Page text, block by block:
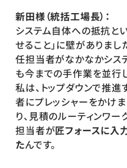
新田様（統括工場長）：
システム自体への抵抗と
せること」に壁がありま
任担当者がなかなかシス
も今までの手作業を並行
私は、トップダウンで推
者にプレッシャーをかけ
り、見積のルーティンワ
担当者が匠フォースに入
たんです。